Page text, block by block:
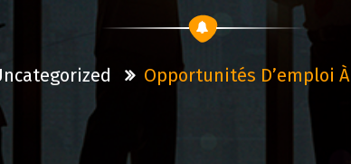
Opportunités D’emploi